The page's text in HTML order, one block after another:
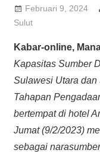
Februari 9, 2024
Sulut
Kabar-online,
Kapasitas Sumber
Sulawesi Utara
Tahapan
bertempat di hotel
Jumat (9/2/2023)
sebagai